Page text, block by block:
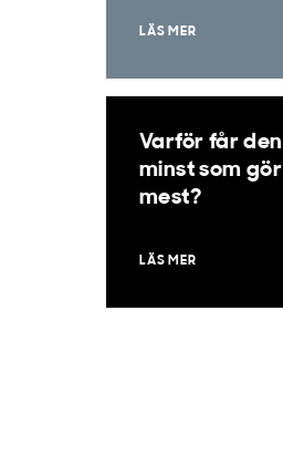
LÄS MER
Varför får den
minst som gör
mest?
LÄS MER